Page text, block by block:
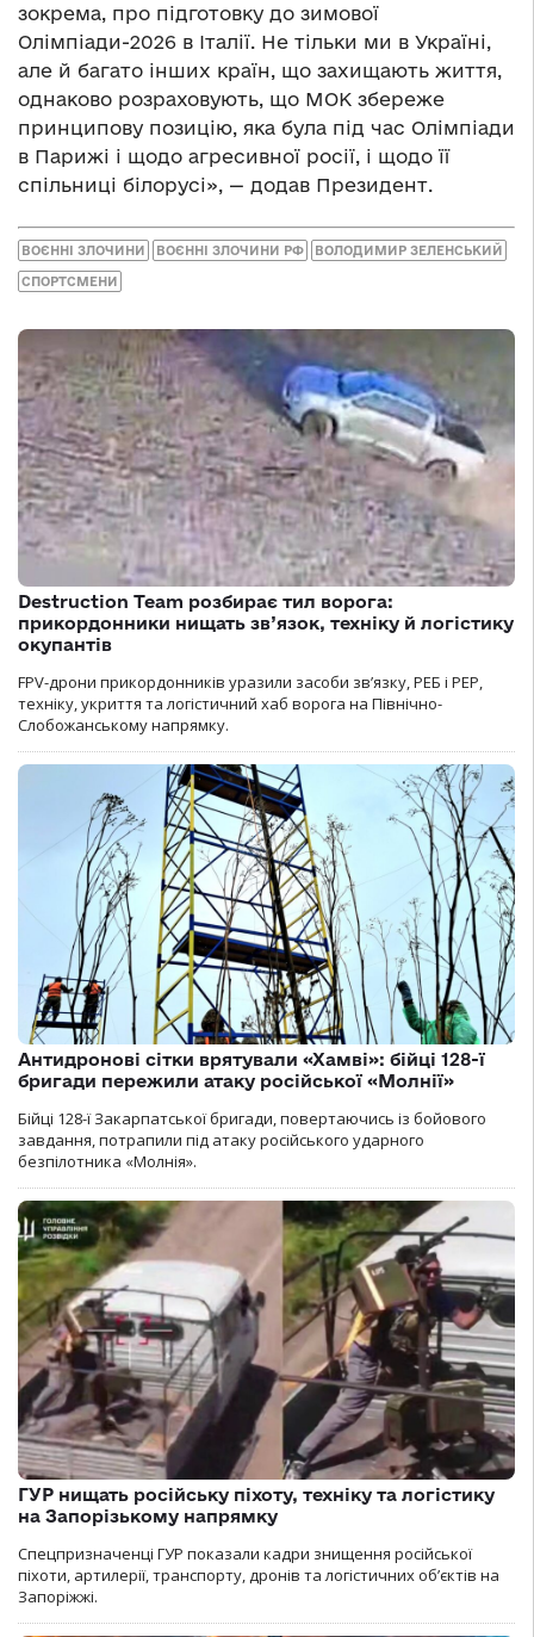
зокрема, про підготовку до зимової
Олімпіади-2026 в Італії. Не тільки ми в Україні,
але й багато інших країн, що захищають життя,
однаково розраховують, що МОК збереже
принципову позицію, яка була під час Олімпіади
в Парижі і щодо агресивної росії, і щодо її
спільниці білорусі», — додав Президент.
ВОЄННІ ЗЛОЧИНИ ВОЄННІ ЗЛОЧИНИ РФ ВОЛОДИМИР ЗЕЛЕНСЬКИЙ
СПОРТСМЕНИ
Destruction Team розбирає тил ворога:
прикордонники нищать зв’язок, техніку й логістику
окупантів
FPV-дрони прикордонників уразили засоби зв’язку, РЕБ і РЕР,
техніку, укриття та логістичний хаб ворога на Північно-
Слобожанському напрямку.
Антидронові сітки врятували «Хамві»: бійці 128-ї
бригади пережили атаку російської «Молнії»
Бійці 128-ї Закарпатської бригади, повертаючись із бойового
завдання, потрапили під атаку російського ударного
безпілотника «Молнія».
ГУР нищать російську піхоту, техніку та логістику
на Запорізькому напрямку
Спецпризначенці ГУР показали кадри знищення російської
піхоти, артилерії, транспорту, дронів та логістичних об’єктів на
Запоріжжі.